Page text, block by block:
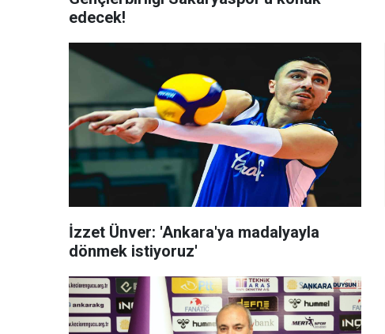
edecek!
İzzet Ünver: 'Ankara'ya madalyayla
dönmek istiyoruz'